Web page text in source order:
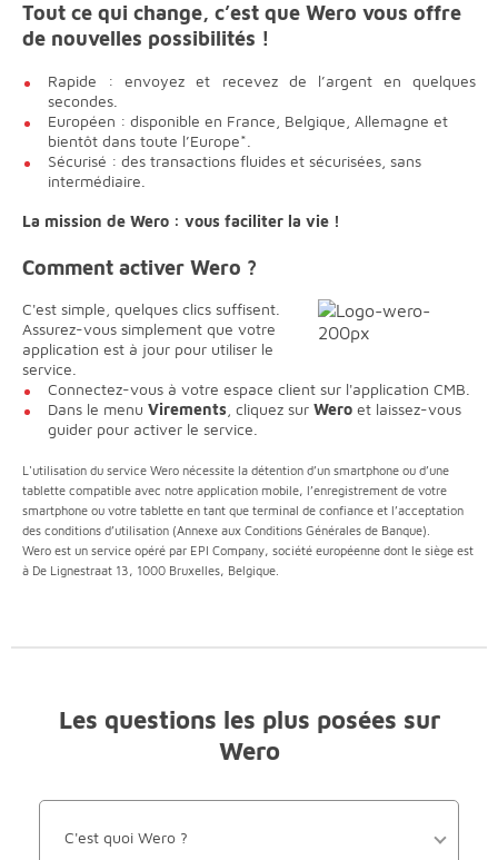
Tout ce qui change, c’est que Wero vous offre
de nouvelles possibilités !
Rapide : envoyez et recevez de l’argent en quelques
secondes.
Européen : disponible en France, Belgique, Allemagne et
bientôt dans toute l’Europe*.
Sécurisé : des transactions fluides et sécurisées, sans
intermédiaire.
La mission de Wero : vous faciliter la vie !
Comment activer Wero ?
C'est simple, quelques clics suffisent.
Assurez-vous simplement que votre
application est à jour pour utiliser le
service.
Connectez-vous à votre espace client sur l'application CMB.
Dans le menu Virements , cliquez sur Wero et laissez-vous
guider pour activer le service.
L'utilisation du service Wero nécessite la détention d’un smartphone ou d’une
tablette compatible avec notre application mobile, l’enregistrement de votre
smartphone ou votre tablette en tant que terminal de confiance et l’acceptation
des conditions d’utilisation (Annexe aux Conditions Générales de Banque).
Wero est un service opéré par EPI Company, société européenne dont le siège est
à De Lignestraat 13, 1000 Bruxelles, Belgique.
Les questions les plus posées sur
Wero
C'est quoi Wero ?